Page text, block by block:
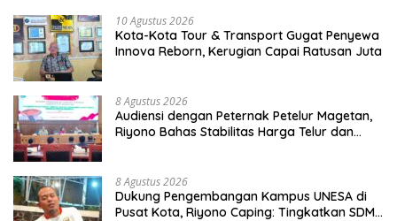
10 Agustus 2026
Kota-Kota Tour & Transport Gugat Penyewa
Innova Reborn, Kerugian Capai Ratusan Juta
8 Agustus 2026
Audiensi dengan Peternak Petelur Magetan,
Riyono Bahas Stabilitas Harga Telur dan
8 Agustus 2026
Dukung Pengembangan Kampus UNESA di
Pusat Kota, Riyono Caping: Tingkatkan SDM